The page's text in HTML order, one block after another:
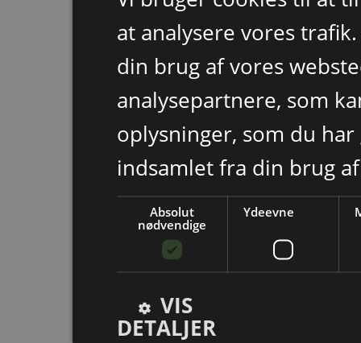
at analysere vores
din brug af vores
analysepartnere, som
oplysninger, som du
indsamlet fra din brug
Absolut
nødvendige
Ydeevne
VIS
DETALJER